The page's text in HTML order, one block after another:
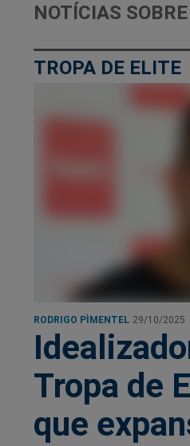
NOTÍCIAS
TROPA DE ELITE
RODRIGO PÌMENTEL 29/10/2025
Tropa de
que